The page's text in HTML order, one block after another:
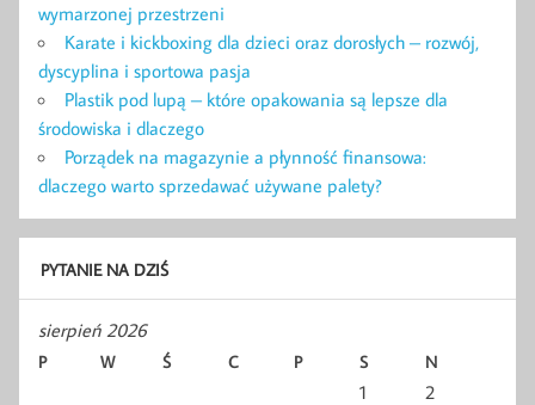
wymarzonej przestrzeni
Karate i kickboxing dla dzieci oraz dorosłych – rozwój,
dyscyplina i sportowa pasja
Plastik pod lupą – które opakowania są lepsze dla
środowiska i dlaczego
Porządek na magazynie a płynność finansowa:
dlaczego warto sprzedawać używane palety?
PYTANIE NA DZIŚ
sierpień 2026
P W Ś C P S N
1
2